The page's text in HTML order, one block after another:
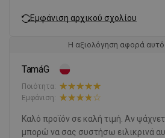
Εμφάνιση αρχικού σχολίου
Η αξιολόγηση αφορά αυτό
TamáG
Ποιότητα:
Εμφάνιση:
Καλό προϊόν σε καλή τιμή. Αν
μπορώ να σας συστήσω ειλικρινά